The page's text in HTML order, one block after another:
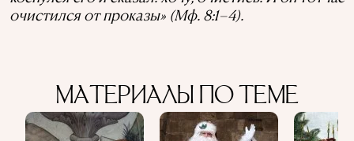
очистился от проказы» (Мф. 8:1–4).
МАТЕРИАЛЫ ПО ТЕМЕ